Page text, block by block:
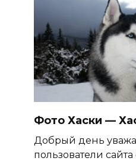
Фото Хаски —
Добрый день
пользователи сайта